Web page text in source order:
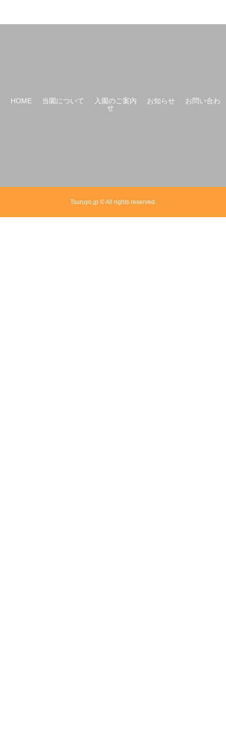
HOME 当園について 入園のご案内 お知らせ
お問い合わ
せ
Tsuruyo.jp © All rights reserved.